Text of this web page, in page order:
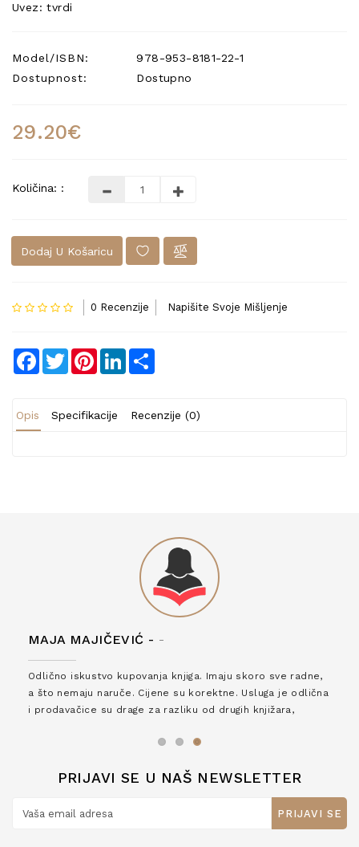
Uvez: tvrdi
Model/ISBN:
978-953-8181-22-1
Dostupnost:
Dostupno
29.20€
Količina: :
Dodaj U Košaricu
0 Recenzije Napišite Svoje Mišljenje
Facebook
TwitterPinterestLinkedIn
Opis Specifikacije Recenzije (0)
MAJA MAJIČEVIĆ - -
Odlično iskustvo kupovanja knjiga. Imaju skoro sve radne,
a što nemaju naruče. Cijene su korektne. Usluga je odlična
i prodavačice su drage za razliku od drugih knjižara,
PRIJAVI SE U NAŠ NEWSLETTER
PRIJAVI SE